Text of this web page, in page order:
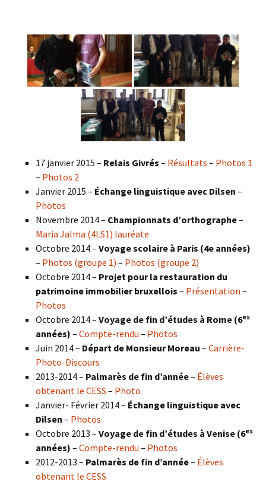
17 janvier 2015 – Relais Givrés – Résultats – Photos 1
– Photos 2
Janvier 2015 – Échange linguistique avec Dilsen –
Photos
Novembre 2014 – Championnats d’orthographe–
Maria Jalma (4LS1) lauréate
Octobre 2014 – Voyage scolaire à Paris (4e années)
– Photos (groupe 1) – Photos (groupe 2)
Octobre 2014 – Projet pour la restauration du
patrimoine immobilier bruxellois – Présentation –
Photos
Octobre 2014 – Voyage de fin d’études à Rome (6es
années) – Compte-rendu – Photos
Juin 2014 – Départ de Monsieur Moreau – Carrière-
Photo-Discours
2013-2014 – Palmarès de fin d’année– Élèves
obtenant le CESS – Photo
Janvier- Février 2014 – Échange linguistique avec
Dilsen – Photos
Octobre 2013 – Voyage de fin d’études à Venise (6es
années) – Compte-rendu – Photos
2012-2013 – Palmarès de fin d’année– Élèves
obtenant le CESS